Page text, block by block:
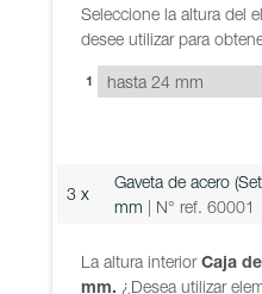
Seleccione la altura del
desee utilizar para
1
3 x
Gaveta de acero
mm | N° ref. 60001
La altura interiorCaja
mm. ¿Desea utilizar